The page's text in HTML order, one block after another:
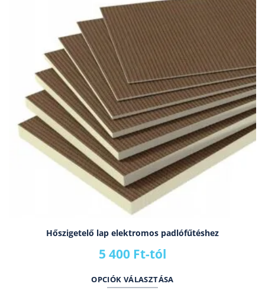
Hőszigetelő lap elektromos padlófűtéshez
5 400 Ft-tól
OPCIÓK VÁLASZTÁSA